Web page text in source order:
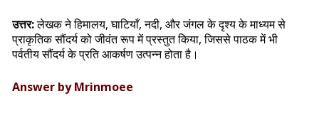
उत्तर:लेखक ने हिमालय, घाटियाँ, नदी, और जंगल के दृश्य के माध्यम से
प्राकृतिक सौंदर्य को जीवंत रूप में प्रस्तुत किया, जिससे पाठक में भी
पर्वतीय सौंदर्य के प्रति आकर्षण उत्पन्न होता है।
Answer by Mrinmoee